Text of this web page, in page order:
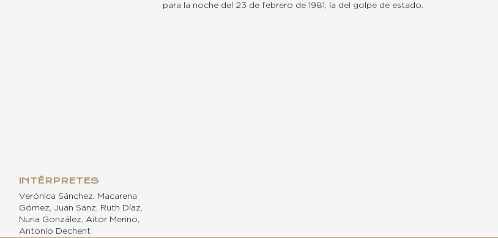
para la noche del 23 de febrero de 1981, la del golpe de estado.
INTÉRPRETES
Verónica Sánchez, Macarena
Gómez, Juan Sanz, Ruth Díaz,
Nuria González, Aitor Merino,
Antonio Dechent